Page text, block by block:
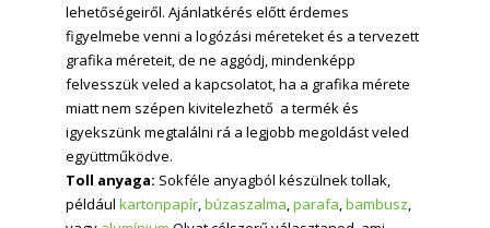
lehetőségeiről. Ajánlatkérés előtt érdemes
figyelmebe venni a logózási méreteket és a tervezett
grafika méreteit, de ne aggódj, mindenképp
felvesszük veled a kapcsolatot, ha a grafika mérete
miatt nem szépen kivitelezhető a termék és
igyekszünk megtalálni rá a legjobb megoldást veled
együttműködve.
Toll anyaga: Sokféle anyagból készülnek tollak,
például kartonpapír,búzaszalma,parafa,bambusz,